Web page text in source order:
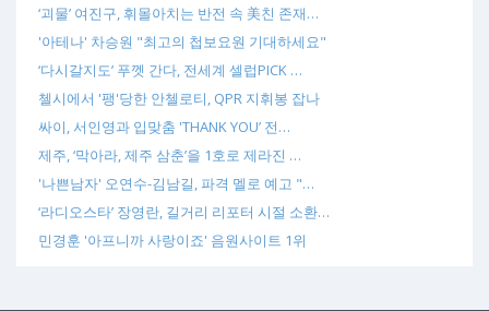
‘괴물’ 여진구, 휘몰아치는 반전 속 美친 존재…
'아테나' 차승원 "최고의 첩보요원 기대하세요"
‘다시갈지도’ 푸껫 간다, 전세계 셀럽PICK …
첼시에서 '팽'당한 안첼로티, QPR 지휘봉 잡나
싸이, 서인영과 입맞춤 'THANK YOU’ 전…
제주, ‘막아라, 제주 삼춘’을 1호로 제라진 …
'나쁜남자' 오연수-김남길, 파격 멜로 예고 "…
‘라디오스타’ 장영란, 길거리 리포터 시절 소환…
민경훈 '아프니까 사랑이죠' 음원사이트 1위